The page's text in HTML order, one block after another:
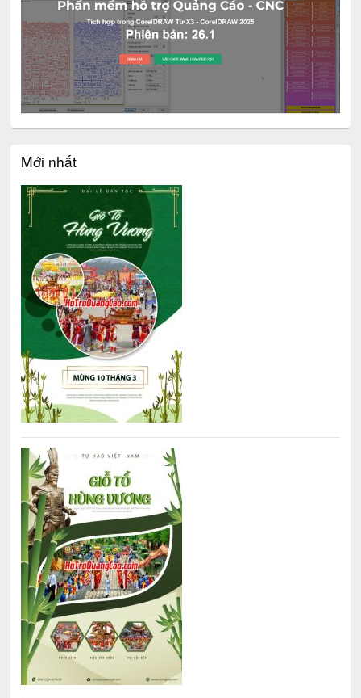
Mới nhất